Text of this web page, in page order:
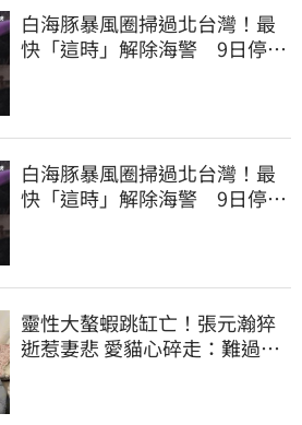
白海豚暴風圈掃過北台灣！最
快「這時」解除海警 9日停班
白海豚暴風圈掃過北台灣！最
快「這時」解除海警 9日停班
靈性大螯蝦跳缸亡！張元瀚猝
逝惹妻悲 愛貓心碎走：難過不